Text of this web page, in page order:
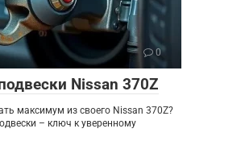
0
Nissan 370Z
максимум из своего Nissan 370Z?
– ключ к уверенному